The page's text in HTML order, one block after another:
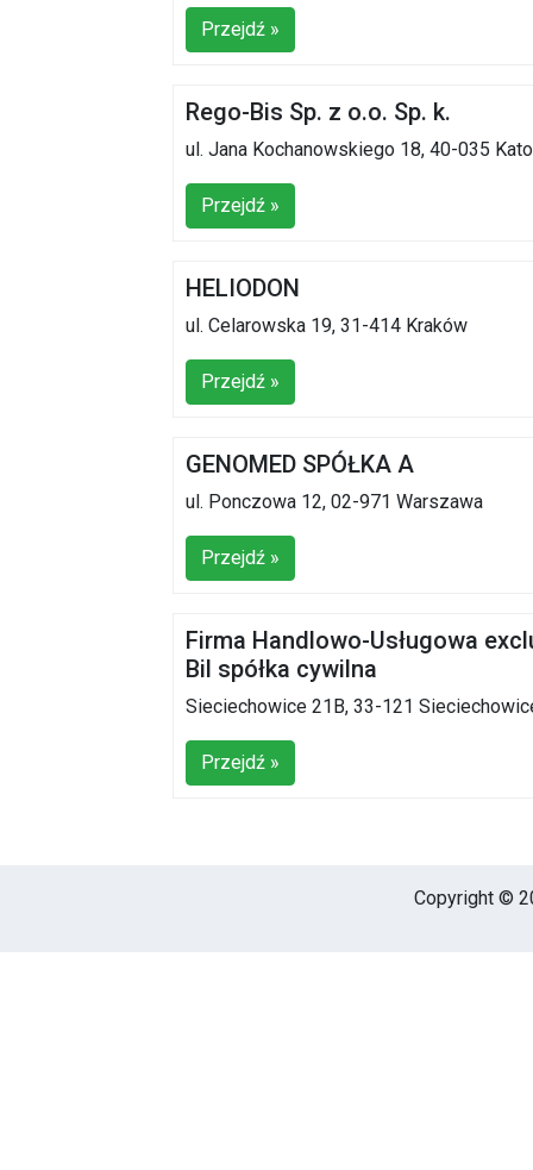
Przejdź »
Rego-Bis Sp. z o.o. Sp. k.
ul. Jana Kochanowskiego 18, 40-035
Przejdź »
HELIODON
ul. Celarowska 19, 31-414 Kraków
Przejdź »
GENOMED SPÓŁKA A
ul. Ponczowa 12, 02-971 Warszawa
Przejdź »
Firma Handlowo-Usługowa
Bil spółka cywilna
Sieciechowice 21B, 33-121
Przejdź »
Copyright ©